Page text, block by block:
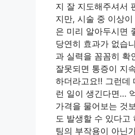
지 잘 지도해주셔서
지만, 시술 중 이상
은 미리 알아두시면
당연히 효과가 없습
과 실력을 꼼꼼히 확
잘못되면 통증이 지
하더라고요!! 그런데
런 일이 생긴다면…
가격을 물어보는 것
도 발생할 수 있다고
팅의 부작용이 아닌